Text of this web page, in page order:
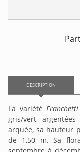
DESCRIPTION
La variétéFranchetti
gris/vert,
arquée, sa hauteur
de 1,50 m. Sa